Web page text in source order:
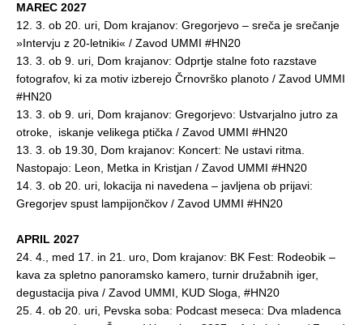
MAREC 2027
12. 3. ob 20. uri, Dom krajanov: Gregorjevo – sreča je srečanje
»Intervju z 20-letniki« / Zavod UMMI #HN20
13. 3. ob 9. uri, Dom krajanov: Odprtje stalne foto razstave
fotografov, ki za motiv izberejo Črnovrško planoto / Zavod UMMI
#HN20
13. 3. ob 9. uri, Dom krajanov: Gregorjevo: Ustvarjalno jutro za
otroke, iskanje velikega ptička / Zavod UMMI #HN20
13. 3. ob 19.30, Dom krajanov: Koncert: Ne ustavi ritma.
Nastopajo: Leon, Metka in Kristjan / Zavod UMMI #HN20
14. 3. ob 20. uri, lokacija ni navedena – javljena ob prijavi:
Gregorjev spust lampijončkov / Zavod UMMI #HN20
APRIL 2027
24. 4., med 17. in 21. uro, Dom krajanov: BK Fest: Rodeobik –
kava za spletno panoramsko kamero, turnir družabnih iger,
degustacija piva / Zavod UMMI, KUD Sloga, #HN20
25. 4. ob 20. uri, Pevska soba: Podcast meseca: Dva mladenca